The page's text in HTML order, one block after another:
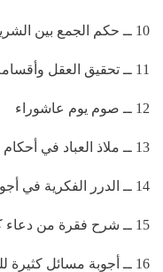
10 ــ حكم الجمع بين الشريفتين
11 ــ تحقيق العقل وأقسامه
12 ــ صوم يوم عاشوراء
13 ــ ملاذ العباد في أحكام التقليد والاجتهاد
14 ــ الدرر الفكرية في أجوبة المسائل البشرية
15 ــ شرح فقرة من دعاء كميل معنى وإعرابا مبسوطا
16 ــ أجوبة مسائل